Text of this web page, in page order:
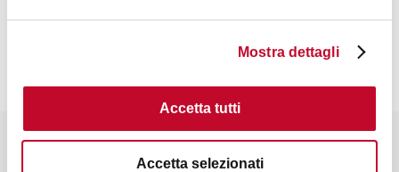
Mostra dettagli
Accetta tutti
Accetta selezionati
你也许会对这些感兴趣